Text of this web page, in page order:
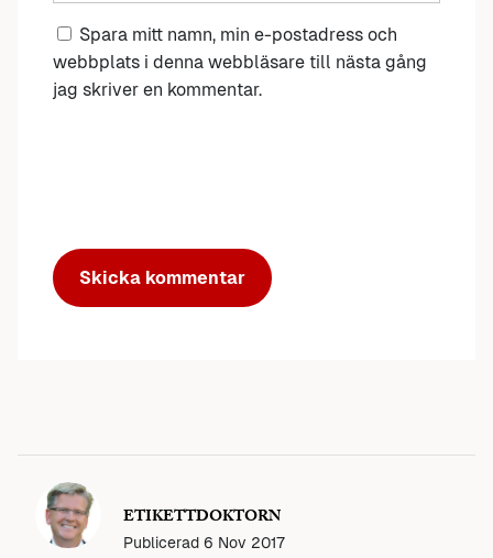
Spara mitt namn, min e-postadress och
webbplats i denna webbläsare till nästa gång
jag skriver en kommentar.
ETIKETTDOKTORN
Publicerad 6 Nov 2017